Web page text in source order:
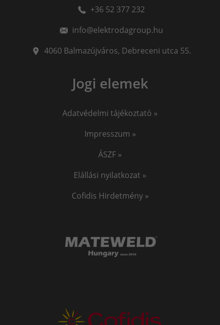
+36 52 377 232
info@elektrodagroup.hu
4060 Balmazújváros, Debreceni utca 55.
Jogi elemek
Adatvédelmi tájékoztató »
Impresszum »
ÁSZF »
Elállási nyilatkozat »
Cofidis Hirdetmény »